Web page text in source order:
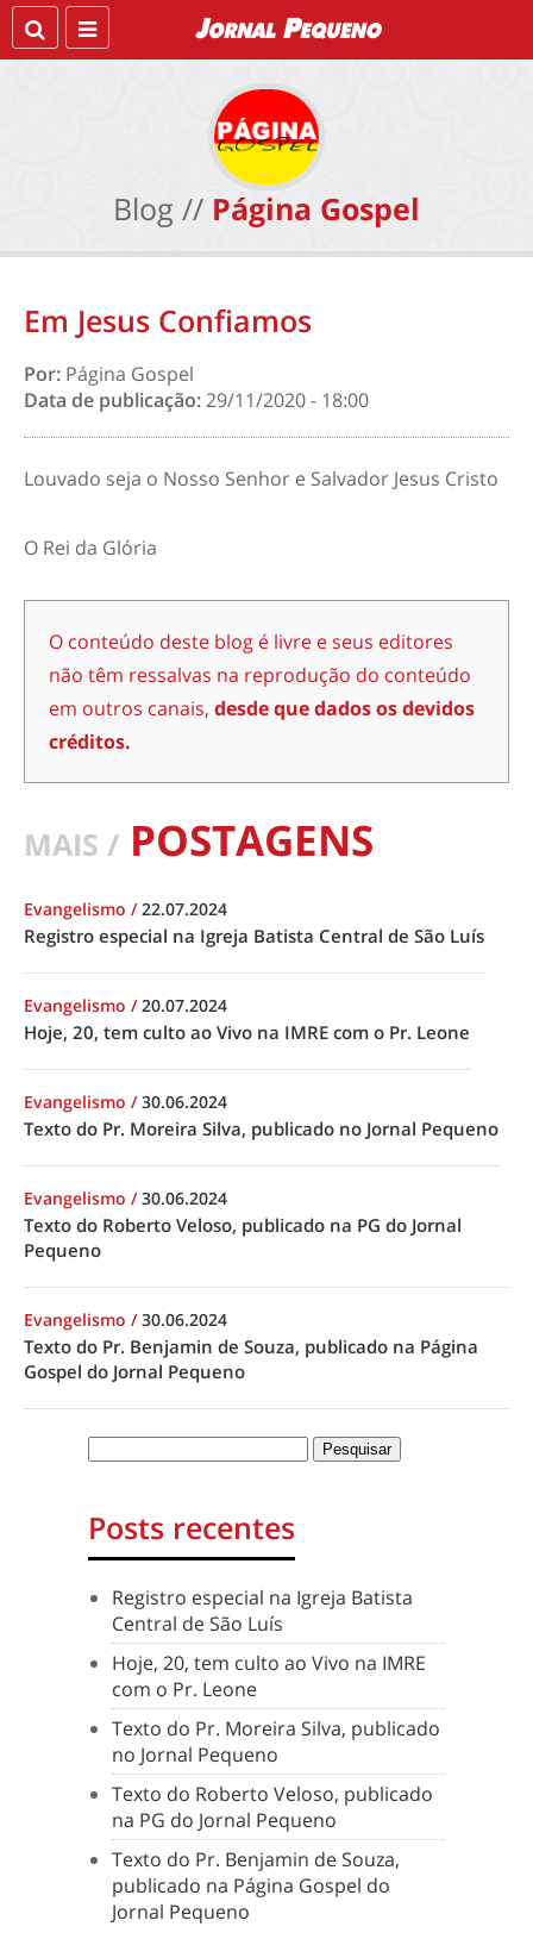
Blog // Página Gospel
Em Jesus Confiamos
Por: Página Gospel
Data de publicação:29/11/2020 - 18:00
Louvado seja o Nosso Senhor e Salvador Jesus Cristo
O Rei da Glória
O conteúdo deste blog é livre e seus editores
não têm ressalvas na reprodução do conteúdo
em outros canais, desde que dados os devidos
créditos.
MAIS / POSTAGENS
Evangelismo /22.07.2024
Registro especial na Igreja Batista Central de São Luís
Evangelismo /20.07.2024
Hoje, 20, tem culto ao Vivo na IMRE com o Pr. Leone
Evangelismo /30.06.2024
Texto do Pr. Moreira Silva, publicado no Jornal Pequeno
Evangelismo /30.06.2024
Texto do Roberto Veloso, publicado na PG do Jornal
Pequeno
Evangelismo /30.06.2024
Texto do Pr. Benjamin de Souza, publicado na Página
Gospel do Jornal Pequeno
Posts recentes
Registro especial na Igreja Batista
Central de São Luís
Hoje, 20, tem culto ao Vivo na IMRE
com o Pr. Leone
Texto do Pr. Moreira Silva, publicado
no Jornal Pequeno
Texto do Roberto Veloso, publicado
na PG do Jornal Pequeno
Texto do Pr. Benjamin de Souza,
publicado na Página Gospel do
Jornal Pequeno